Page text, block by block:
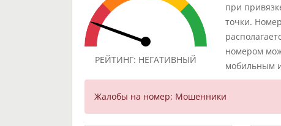
РЕЙТИНГ: НЕГАТИВНЫЙ
при
точки.
номером
мобильным
Жалобы на номер: Мошенники